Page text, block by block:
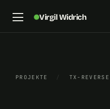
Virgil Widrich
PROJEKTE / TX-REVERSE